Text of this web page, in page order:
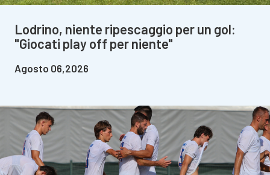
Lodrino, niente ripescaggio per un gol:
"Giocati play off per niente"
Agosto 06,2026